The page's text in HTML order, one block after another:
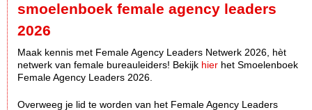
smoelenboek female agency leaders
2026
Maak kennis met Female Agency Leaders Netwerk 2026, hèt
netwerk van female bureauleiders! Bekijk hier het Smoelenboek
Female Agency Leaders 2026.
Overweeg je lid te worden van het Female Agency Leaders